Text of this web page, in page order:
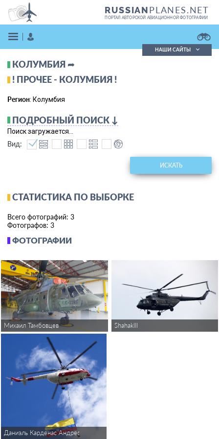
RUSSIANPLANES.NET
ПОРТАЛ АВТОРСКОЙ АВИАЦИОННОЙ ФОТОГРАФИИ
ЗАРЕГИСТРИРОВАТЬСЯ
Поиск в реестре
НАШИ САЙТЫ
КОЛУМБИЯ ➦
! ПРОЧЕЕ - КОЛУМБИЯ !
Регион: Колумбия
ФОТОГРАФИИ
Михаил Тамбовцев ShahakIII
Даниэль Карденас Андрес Гальвес
ПОДРОБНЫЙ ПОИСК ↓
Поиск загружается...
Вид:
ИСКАТЬ
СТАТИСТИКА ПО ВЫБОРКЕ
Всего фотографий: 3
Фотографов: 3